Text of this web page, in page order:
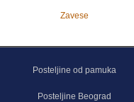
Zavese
Posteljine od pamuka
Posteljine Beograd